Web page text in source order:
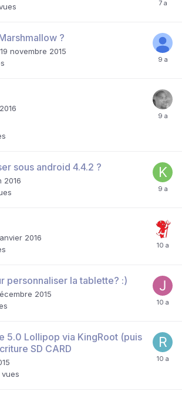
?
19 novembre 2015
sous android 4.4.2 ?
2016
2016
personnaliser la tablette? :)
2015
5.0 Lollipop via KingRoot (puis
SD CARD
vues